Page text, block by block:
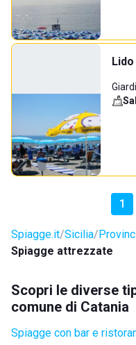
1
Spiagge.it Sicilia
Spiagge attrezzate
Scopri le diverse
comune di Catania
Spiagge con bar e